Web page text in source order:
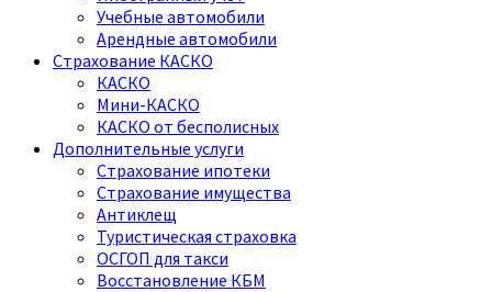
Учебные автомобили
Арендные автомобили
Страхование КАСКО
КАСКО
Мини-КАСКО
КАСКО от бесполисных
Дополнительные услуги
Страхование ипотеки
Страхование имущества
Антиклещ
Туристическая страховка
ОСГОП для такси
Восстановление КБМ